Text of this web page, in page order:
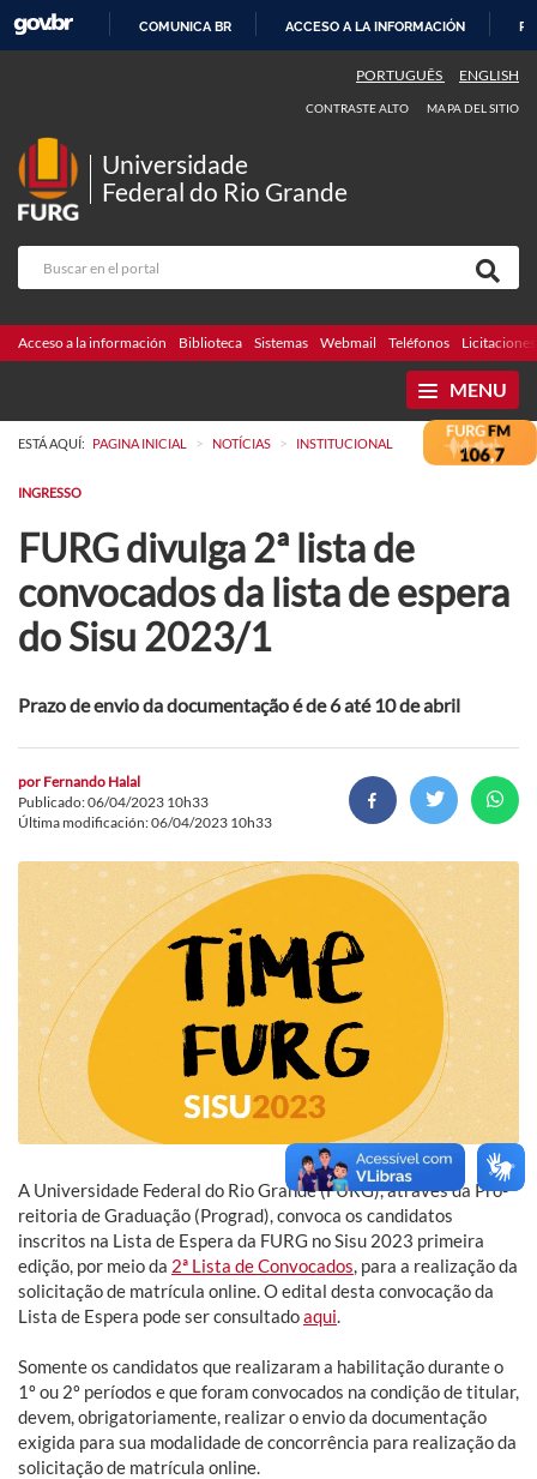
CONTENIDO
COMUNICA BR ACCESO A LA INFORMACIÓN
PORTUGUÊS ENGLISH
CONTRASTE ALTO MAPA DEL SITIO
Universidade
Federal do Rio Grande
Acceso a la información Biblioteca Sistemas Webmail Teléfonos Licitaciones
MENU
ESTÁ AQUÍ: PAGINA INICIAL > NOTÍCIAS > INSTITUCIONAL
INGRESSO
FURG divulga 2ª lista de
convocados da lista de espera
do Sisu 2023/1
Prazo de envio da documentação é de 6 até 10 de abril
por Fernando Halal
Publicado: 06/04/2023 10h33
Última modificación: 06/04/2023 10h33
A Universidade Federal do Rio Grande (FURG), através da Pró-
reitoria de Graduação (Prograd), convoca os candidatos
inscritos na Lista de Espera da FURG no Sisu 2023 primeira
edição, por meio da 2ª Lista de Convocados, para a realização da
solicitação de matrícula online. O edital desta convocação da
Lista de Espera pode ser consultadoaqui.
Somente os candidatos que realizaram a habilitação durante o
1º ou 2º períodos e que foram convocados na condição de titular,
devem, obrigatoriamente, realizar o envio da documentação
exigida para sua modalidade de concorrência para realização da
solicitação de matrícula online.